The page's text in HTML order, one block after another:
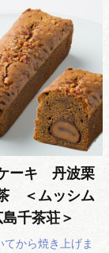
ーキ 丹波栗
＜ムッシム
千茶荘＞
てから焼き上げま